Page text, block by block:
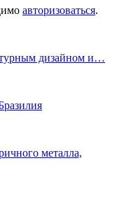
авторизоваться.
дизайном и…
металла,